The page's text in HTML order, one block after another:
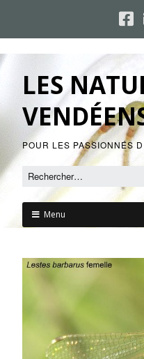
LES
POUR LES PASSIONNÉS
Menu